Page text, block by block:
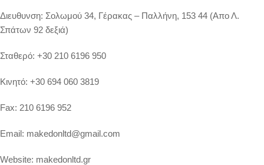
Διευθυνση: Σολωμού 34, Γέρακας – Παλλήνη, 153 44 (Απο Λ.
Σπάτων 92 δεξιά)
Σταθερό: +30 210 6196 950
Κινητό: +30 694 060 3819
Fax: 210 6196 952
Email: makedonltd@gmail.com
Website: makedonltd.gr